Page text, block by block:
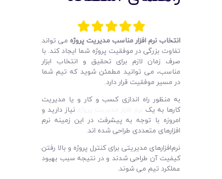
انتخاب نرم افزار مناسب مدیریت پروژه می تواند
تفاوت بزرگی در موفقیت پروژه شما ایجاد کند. با
صرف زمان لازم برای تحقیق و انتخاب ابزار
مناسب، می توانید مطمئن شوید که تیم شما
در مسیر موفقیت قرار دارد.
به منظور راه ‌اندازی کسب و کار و یا مدیریت
کارها به یک
نیاز دارید و
امروزه با توجه به پیشرفت در این زمینه نرم
افزارهای متعددی طراحی شده اند.
نرم‌افزارهای مدیریتی برای کنترل پروژه و بالا رفتن
کیفیت آن طراحی شدند و در نتیجه سبب بهبود
عملکرد تیم می شوند.